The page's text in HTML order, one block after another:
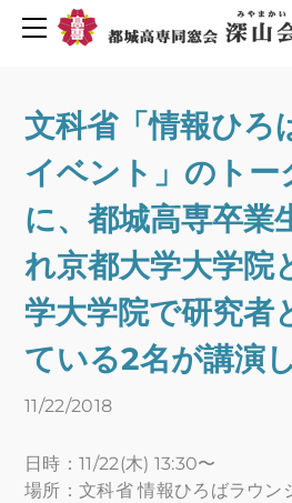
文科省「情報ひろ
イベント」のトー
に、都城高専卒業
れ京都大学大学院
学大学院で研究者
ている2名が講演
11/22/2018
日時：11/22(木) 13:30〜
場所：文科省 情報ひろばラウン
同窓会につ
会則
組織図
役員名簿
プライバシーポ
会費・協力費の
都城高専ゆめ基金へ寄
メーリングリス
H30年度行事
H29年度行事
新着情報
平成29年度深山会
平成30年度深山会
活動報告
活動予定
人材バンク登